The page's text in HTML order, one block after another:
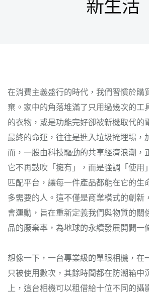
新生活
在消費主義盛行的時代，我們習慣於購
棄。家中的角落堆滿了只用過幾次的工
的衣物，或是功能完好卻被新機取代的
最終的命運，往往是進入垃圾掩埋場，
而，一股由科技驅動的共享經濟浪潮，
它不再鼓吹「擁有」，而是強調「使用
匹配平台，讓每一件產品都能在它的生
多需要的人。這不僅是商業模式的創新
會運動，旨在重新定義我們與物質的關
品的廢棄率，為地球的永續發展開闢一
想像一下，一台專業級的單眼相機，在
只被使用數次，其餘時間都在防潮箱中
上，這台相機可以租借給十位不同的攝